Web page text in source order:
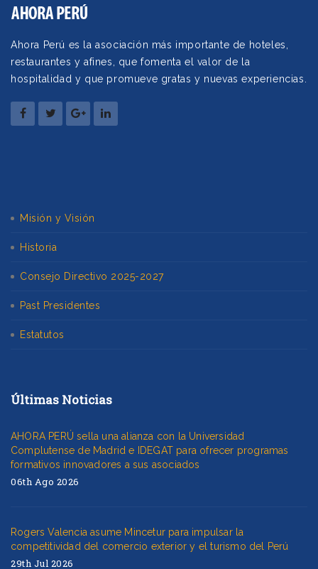
Ahora Perú es la asociación más importante de hoteles,
restaurantes y afines, que fomenta el valor de la
hospitalidad y que promueve gratas y nuevas experiencias.
Misión y Visión
Historia
Consejo Directivo 2025-2027
Past Presidentes
Estatutos
Últimas Noticias
AHORA PERÚ sella una alianza con la Universidad
Complutense de Madrid e IDEGAT para ofrecer programas
formativos innovadores a sus asociados
06th Ago 2026
Rogers Valencia asume Mincetur para impulsar la
competitividad del comercio exterior y el turismo del Perú
29th Jul 2026